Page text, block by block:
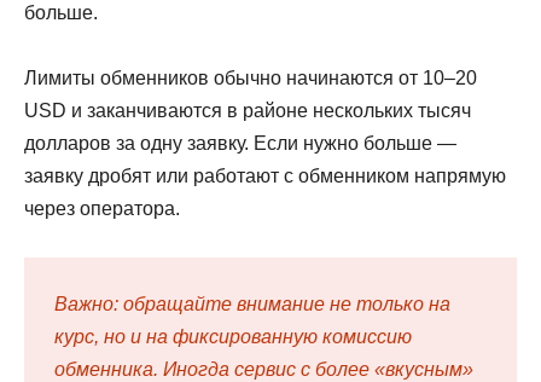
больше.
Лимиты обменников обычно начинаются от 10–20
USD и заканчиваются в районе нескольких тысяч
долларов за одну заявку. Если нужно больше —
заявку дробят или работают с обменником напрямую
через оператора.
Важно: обращайте внимание не только на
курс, но и на фиксированную комиссию
обменника. Иногда сервис с более «вкусным»